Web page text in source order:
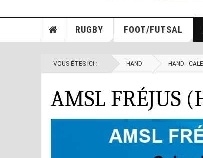
RUGBY FOOT/FUTSAL
VOUS ÊTES ICI : HAND HAND -
AMSL FRÉJUS